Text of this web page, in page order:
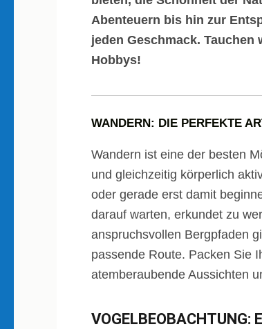
Abenteuern bis hin zur
jeden Geschmack.
Hobbys!
WANDERN: DIE PERFEKTE
Wandern ist eine der besten
und gleichzeitig körperlich
oder gerade erst damit
darauf warten, erkundet zu
anspruchsvollen Bergpfaden
passende Route. Packen Sie
atemberaubende Aussichten
VOGELBEOBACHTUNG: